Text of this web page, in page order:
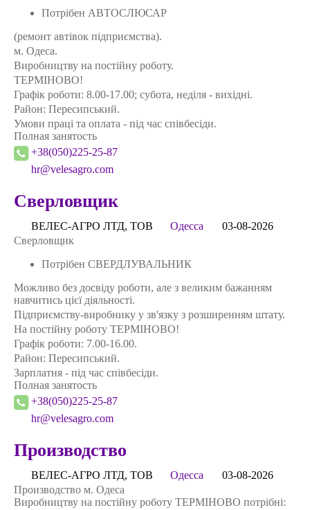
Потрібен АВТОСЛЮСАР
(ремонт автівок підприємства).
м. Одеса.
Виробництву на постійну роботу.
ТЕРМІНОВО!
Графік роботи: 8.00-17.00; субота, неділя - вихідні.
Район: Пересипський.
Умови працi та оплата - під час співбесіди.
Полная занятость
+38(050)225-25-87
hr@velesagro.com
Сверловщик
ВЕЛЕС-АГРО ЛТД, ТОВ Одесса
03-08-2026
Сверловщик
Потрібен СВЕРДЛУВАЛЬНИК
Можливо без досвіду роботи, але з великим бажанням
навчитись цієї діяльності.
Підприємству-виробнику у зв'язку з розширенням штату.
На постійну роботу ТЕРМІНОВО!
Графік роботи: 7.00-16.00.
Район: Пересипський.
Зарплатня - під час співбесіди.
Полная занятость
+38(050)225-25-87
hr@velesagro.com
Производство
ВЕЛЕС-АГРО ЛТД, ТОВ Одесса
03-08-2026
Производство м. Одеса
Виробництву на постійну роботу ТЕРМІНОВО потрібні: